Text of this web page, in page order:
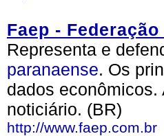
Faep -
Representa e
paranaense. Os
dados econômicos.
noticiário. (BR)
http://www.faep.com.br